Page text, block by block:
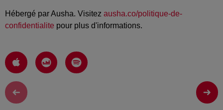
Hébergé par Ausha. Visitez ausha.co/politique-de-
confidentialite pour plus d'informations.